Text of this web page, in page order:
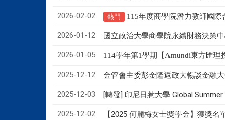
2026-02-02 熱門 115年度商學院潛力教師國際
2026-01-12 國立政治大學商學院永續財務決策
2026-01-05 114學年第1學期【Amundi東方匯
2025-12-12 金管會主委彭金隆返政大暢談金融
2025-12-03 [轉發] 印尼日惹大學 Global Summer
2025-12-02 【2025 何麗梅女士獎學金】獲獎名